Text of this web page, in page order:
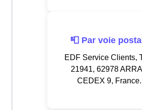
📮 Par voie
EDF Service Clients,
21941, 62978
CEDEX 9, France.